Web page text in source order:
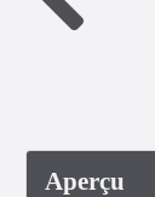
Aperçu